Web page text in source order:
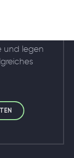
und legen